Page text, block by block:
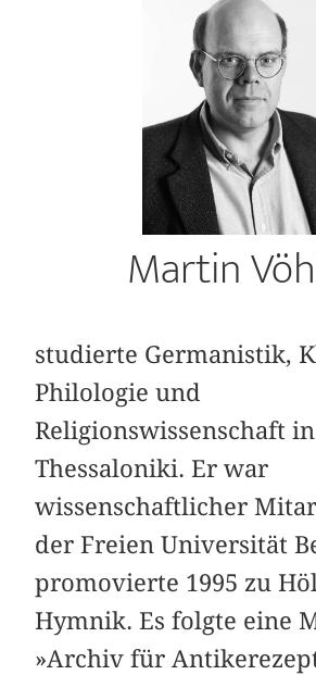
Martin
studierte Germanistik,
Philologie und
Religionswissenschaft
Thessaloniki. Er war
wissenschaftlicher
der Freien Universität
promovierte 1995 zu
Hymnik. Es folgte eine
»Archiv für